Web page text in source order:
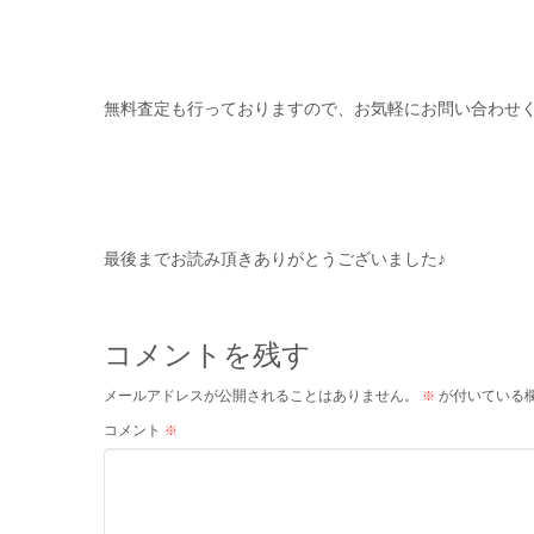
無料査定も行っておりますので、お気軽にお問い合わせ
最後までお読み頂きありがとうございました♪
コメントを残す
メールアドレスが公開されることはありません。 ※ が付いている
コメント ※